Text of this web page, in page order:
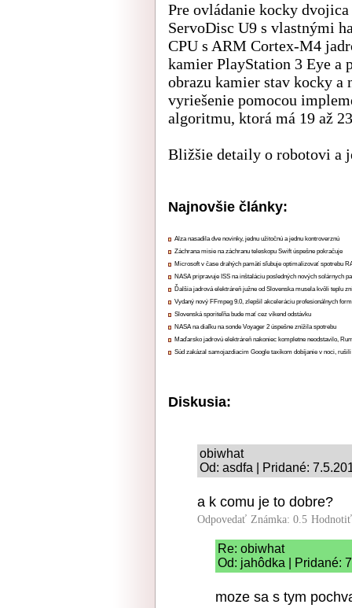
Pre ovládanie kocky
ServoDisc U9 s vlastnými
CPU s ARM Cortex-M4
kamier PlayStation 3 Eye a
obrazu kamier stav kocky a
vyriešenie pomocou
algoritmu, ktorá má 19 až
Bližšie detaily o robotovi a
Najnovšie články:
Alza nasadila dve novinky, jednu užitočnú a jednu kontroverznú
Záchrana misie na záchranu teleskopu Swift úspešne pokračuje
Microsoft v čase drahých pamätí sľubuje optimalizovať spotrebu
NASA pripravuje ISS na inštaláciu posledných nových solárnych
Ďalšia jadrová elektráreň južne od Slovenska musela kvôli teplu
Vydaný nový FFmpeg 9.0, zlepšil akceleráciu profesionálnych
Slovenská sporiteľňa bude mať cez víkend odstávku
NASA na diaľku na sonde Voyager 2 úspešne znížila spotrebu
Maďarsko jadrovú elektráreň nakoniec kompletne neodstavilo,
Súd zakázal samojazdiacim Google taxíkom dobíjanie v noci,
Diskusia:
obiwhat
Od: asdfa | Pridané:
a k comu je to dobre?
Odpovedať Známka: 0.5
Re: obiwhat
Od: jahôdka | Pridané:
moze sa s tym